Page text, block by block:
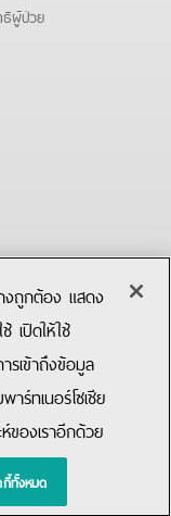
ธิผู้ป่วย
rights reserved.
างถูกต้อง แสดง
เปิดให้ใช้
รเข้าถึงข้อมูล
าร์ทเนอร์โซเชีย
ของเราอีกด้วย
ทั้งหมด